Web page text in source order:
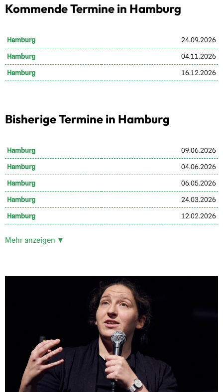
Kommende Termine in Hamburg
Hamburg 24.09.2026
Hamburg 04.11.2026
Hamburg 16.12.2026
Bisherige Termine in Hamburg
Hamburg 09.06.2026
Hamburg 04.06.2026
Hamburg 06.05.2026
Hamburg 24.03.2026
Hamburg 12.02.2026
Mehr anzeigen ▼